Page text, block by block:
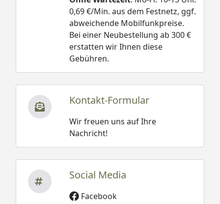
0,69 €/Min. aus dem Festnetz, ggf.
abweichende Mobilfunkpreise.
Bei einer Neubestellung ab 300 €
erstatten wir Ihnen diese
Gebühren.
Kontakt-Formular
Wir freuen uns auf Ihre
Nachricht!
Social Media
Facebook